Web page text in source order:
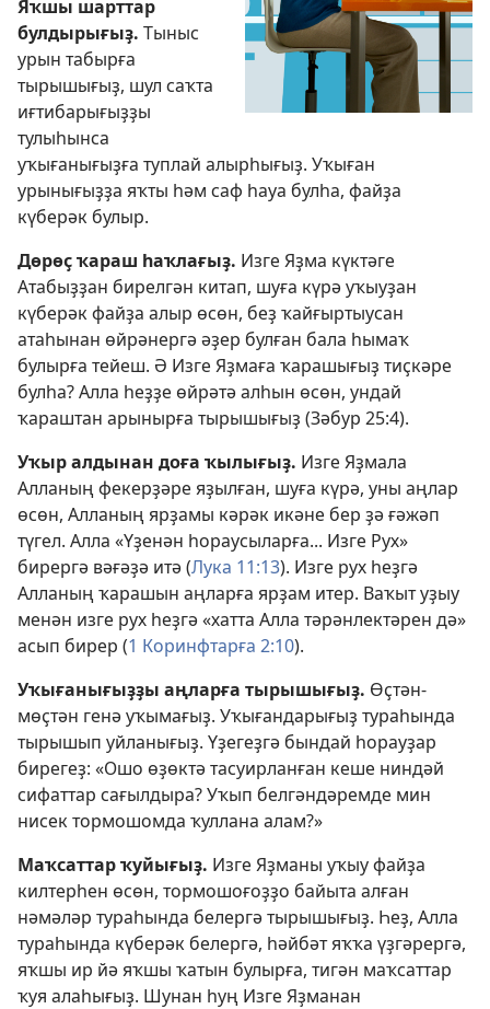
Яҡшы шарттар
булдырығыҙ. Тыныс
урын табырға
тырышығыҙ, шул саҡта
иғтибарығыҙҙы
тулыһынса
уҡығанығыҙға туплай алырһығыҙ. Уҡыған
урынығыҙҙа яҡты һәм саф һауа булһа, файҙа
күберәк булыр.
Дөрөҫ ҡараш һаҡлағыҙ. Изге Яҙма күктәге
Атабыҙҙан бирелгән китап, шуға күрә уҡыуҙан
күберәк файҙа алыр өсөн, беҙ ҡайғыртыусан
атаһынан өйрәнергә әҙер булған бала һымаҡ
булырға тейеш. Ә Изге Яҙмаға ҡарашығыҙ тиҫкәре
булһа? Алла һеҙҙе өйрәтә алһын өсөн, ундай
ҡараштан арынырға тырышығыҙ (Зәбур 25:4).
Уҡыр алдынан доға ҡылығыҙ. Изге Яҙмала
Алланың фекерҙәре яҙылған, шуға күрә, уны аңлар
өсөн, Алланың ярҙамы кәрәк икәне бер ҙә ғәжәп
түгел. Алла «Үҙенән һораусыларға... Изге Рух»
бирергә вәғәҙә итә (Лука 11:13). Изге рух һеҙгә
Алланың ҡарашын аңларға ярҙам итер. Ваҡыт уҙыу
менән изге рух һеҙгә «хатта Алла тәрәнлектәрен дә»
асып бирер (1 Коринфтарға 2:10).
Уҡығанығыҙҙы аңларға тырышығыҙ. Өҫтән-
мөҫтән генә уҡымағыҙ. Уҡығандарығыҙ тураһында
тырышып уйланығыҙ. Үҙегеҙгә бындай һорауҙар
бирегеҙ: «Ошо өҙөктә тасуирланған кеше ниндәй
сифаттар сағылдыра? Уҡып белгәндәремде мин
нисек тормошомда ҡуллана алам?»
Маҡсаттар ҡуйығыҙ. Изге Яҙманы уҡыу файҙа
килтерһен өсөн, тормошоғоҙҙо байыта алған
нәмәләр тураһында белергә тырышығыҙ. Һеҙ, Алла
тураһында күберәк белергә, һәйбәт яҡҡа үҙгәрергә,
яҡшы ир йә яҡшы ҡатын булырға, тигән маҡсаттар
ҡуя алаһығыҙ. Шунан һуң Изге Яҙманан